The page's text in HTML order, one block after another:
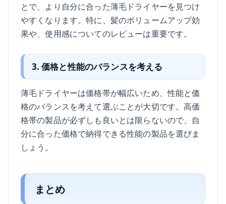
とで、より自分に合った薄毛ドライヤーを見つけ
やすくなります。特に、髪のボリュームアップ効
果や、使用感についてのレビューは重要です。
3. 価格と性能のバランスを考える
薄毛ドライヤーは価格帯が幅広いため、性能と価
格のバランスを考えて選ぶことが大切です。高価
格帯の製品が必ずしも良いとは限らないので、自
分に合った価格で納得できる性能の製品を選びま
しょう。
まとめ